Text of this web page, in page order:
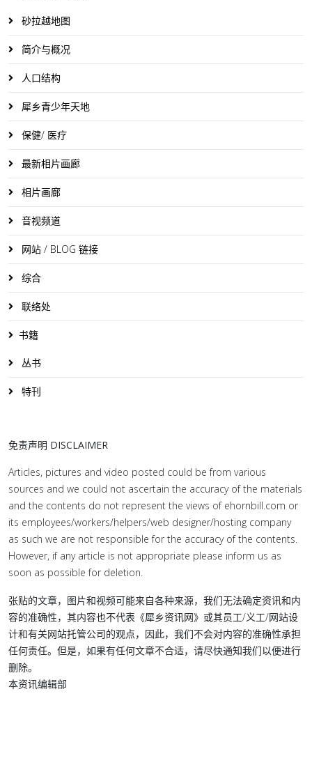
砂拉越地图
简介与概况
人口结构
犀乡青少年天地
保健/ 医疗
最新相片画廊
相片画廊
音视频道
网站 / BLOG 链接
综合
联络处
书籍
丛书
特刊
免责声明 DISCLAIMER
Articles, pictures and video posted could be from various
sources and we could not ascertain the accuracy of the materials
and the contents do not represent the views of ehornbill.com or
its employees/workers/helpers/web designer/hosting company
as such we are not responsible for the accuracy of the contents.
However, if any article is not appropriate please inform us as
soon as possible for deletion.
张贴的文章，图片和视频可能来自各种来源，我们无法确定资讯和内
容的准确性，其内容也不代表《犀乡资讯网》或其员工/义工/网站设
计和有关网站托管公司的观点，因此，我们不会对内容的准确性承担
任何责任。但是，如果有任何文章不合适，请尽快通知我们以便进行
删除。
本资讯编辑部